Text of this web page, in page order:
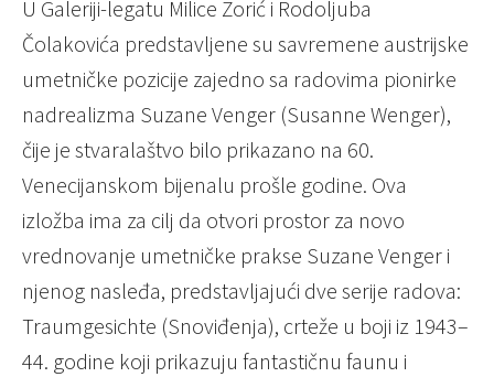
U Galeriji-legatu Milice Zorić i Rodoljuba
Čolakovića predstavljene su savremene austrijske
umetničke pozicije zajedno sa radovima pionirke
nadrealizma Suzane Venger (Susanne Wenger),
čije je stvaralaštvo bilo prikazano na 60.
Venecijanskom bijenalu prošle godine. Ova
izložba ima za cilj da otvori prostor za novo
vrednovanje umetničke prakse Suzane Venger i
njenog nasleđa, predstavljajući dve serije radova:
Traumgesichte (Snoviđenja), crteže u boji iz 1943–
44. godine koji prikazuju fantastičnu faunu i